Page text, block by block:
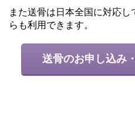
また送骨は日本全国に対応
らも利用できます。
送骨のお申し込み